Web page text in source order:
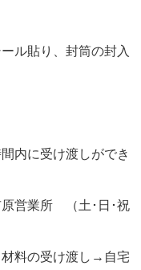
ル貼り、封筒の封入
内に受け渡しができ
原営業所 （土･日･祝
料の受け渡し→自宅